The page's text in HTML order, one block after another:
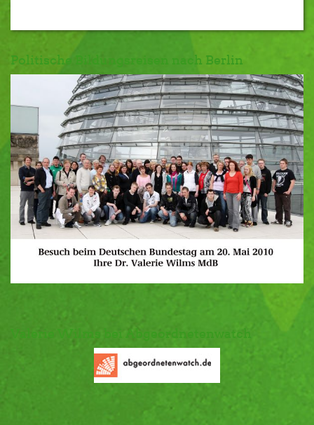
Politische Bildungsreisen nach Berlin
Valerie Wilms bei Abgeordnetenwatch